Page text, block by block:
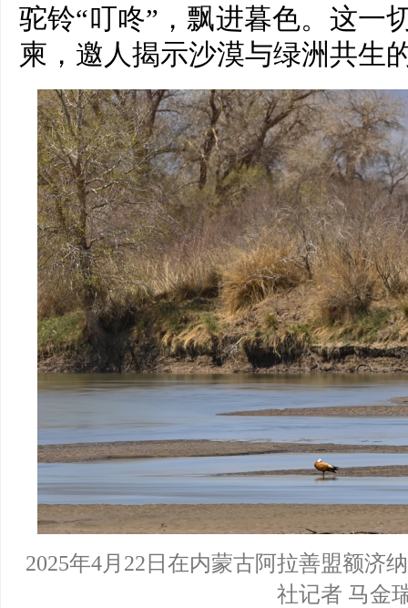
驼铃“叮咚”，飘进暮色。这一
柬，邀人揭示沙漠与绿洲共生
2025年4月22日在内蒙古阿拉善盟额济
社记者 马金